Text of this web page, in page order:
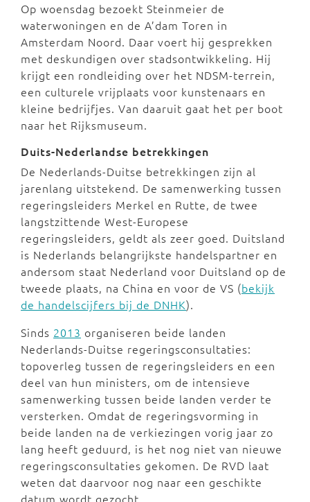
Op woensdag bezoekt Steinmeier de
waterwoningen en de A’dam Toren in
Amsterdam Noord. Daar voert hij gesprekken
met deskundigen over stadsontwikkeling. Hij
krijgt een rondleiding over het NDSM-terrein,
een culturele vrijplaats voor kunstenaars en
kleine bedrijfjes. Van daaruit gaat het per boot
naar het Rijksmuseum.
Duits-Nederlandse betrekkingen
De Nederlands-Duitse betrekkingen zijn al
jarenlang uitstekend. De samenwerking tussen
regeringsleiders Merkel en Rutte, de twee
langstzittende West-Europese
regeringsleiders, geldt als zeer goed. Duitsland
is Nederlands belangrijkste handelspartner en
andersom staat Nederland voor Duitsland op de
tweede plaats, na China en voor de VS (bekijk
de handelscijfers bij de DNHK).
Sinds 2013 organiseren beide landen
Nederlands-Duitse regeringsconsultaties:
topoverleg tussen de regeringsleiders en een
deel van hun ministers, om de intensieve
samenwerking tussen beide landen verder te
versterken. Omdat de regeringsvorming in
beide landen na de verkiezingen vorig jaar zo
lang heeft geduurd, is het nog niet van nieuwe
regeringsconsultaties gekomen. De RVD laat
weten dat daarvoor nog naar een geschikte
datum wordt gezocht.